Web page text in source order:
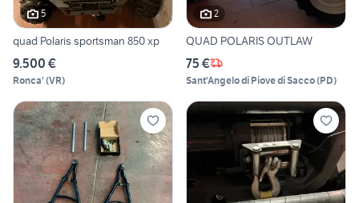
5
quad Polaris sportsman 850 xp
9.500 €
Ronca' (VR)
2
QUAD POLARIS OUTLAW
75 €
Sant'Angelo di Piove di Sacco(PD)